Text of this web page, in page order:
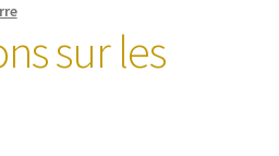
sur les